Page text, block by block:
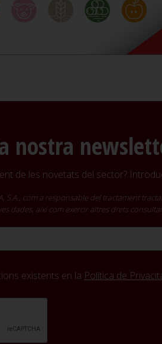
nostra
de les novetats del sector?
S.A., com a responsable del tractament
dades, així com exercir altres drets
existents en la Política de